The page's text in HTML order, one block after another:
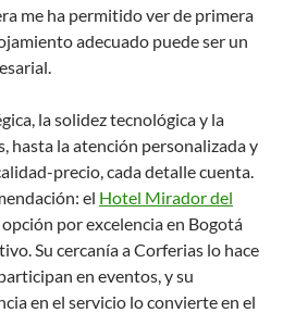
me ha permitido ver de primera
adecuado puede ser un
la solidez tecnológica y la
hasta la atención personalizada y
precio, cada detalle cuenta.
el Hotel Mirador del
por excelencia en Bogotá
Su cercanía a Corferias lo hace
en eventos, y su
en el servicio lo convierte en el